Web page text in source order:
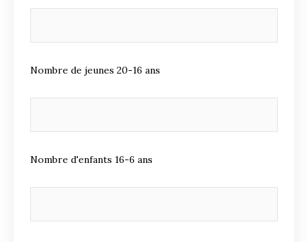
Nombre de jeunes 20-16 ans
Nombre d'enfants 16-6 ans